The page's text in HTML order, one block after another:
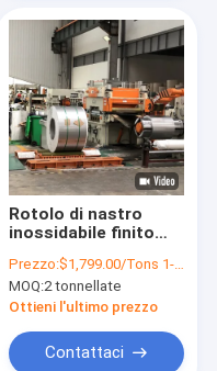
Rotolo di nastro
inossidabile finito
40mm
Prezzo:$1,799.00/Tons 1-9 Tons
MOQ:2 tonnellate
Ottieni l'ultimo prezzo
Contattaci